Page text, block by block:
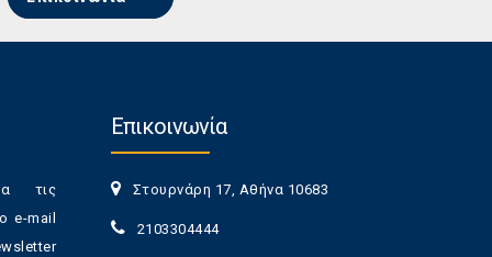
τις
e-mail
Επικοινωνία
Στουρνάρη 17, Αθήνα 10683
2103304444